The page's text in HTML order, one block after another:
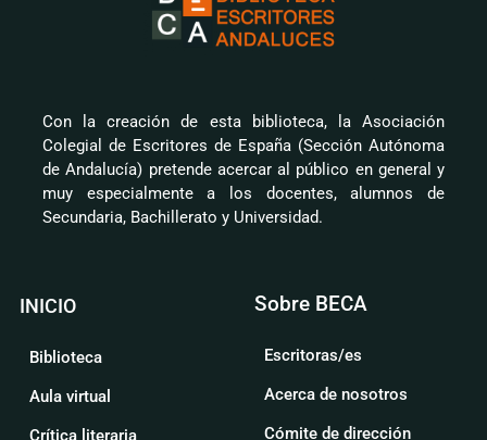
Con la creación de esta biblioteca, la Asociación
Colegial de Escritores de España (Sección Autónoma
de Andalucía) pretende acercar al público en general y
muy especialmente a los docentes, alumnos de
Secundaria, Bachillerato y Universidad.
INICIO
Biblioteca
Aula virtual
Crítica literaria
Sobre BECA
Escritoras/es
Acerca de nosotros
Cómite de dirección